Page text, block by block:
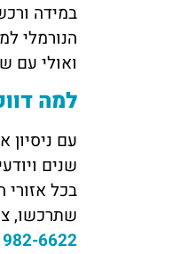
במידה
הנורמלי
ואולי עם
למה
עם
שנים
שתרכשו,
982-6622